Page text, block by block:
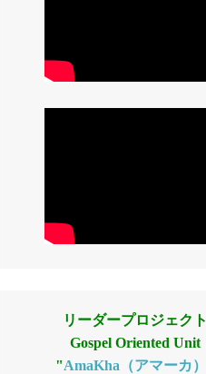
リーダープロジェクト
Gospel Oriented Unit
"AmaKha（アマーカ）